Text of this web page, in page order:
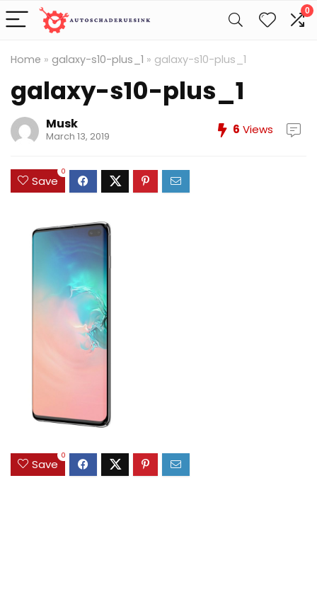
0
Home » galaxy-s10-plus_1 » galaxy-s10-plus_1
galaxy-s10-plus_1
Musk
March 13, 2019 6 Views
Save
0
Save
0